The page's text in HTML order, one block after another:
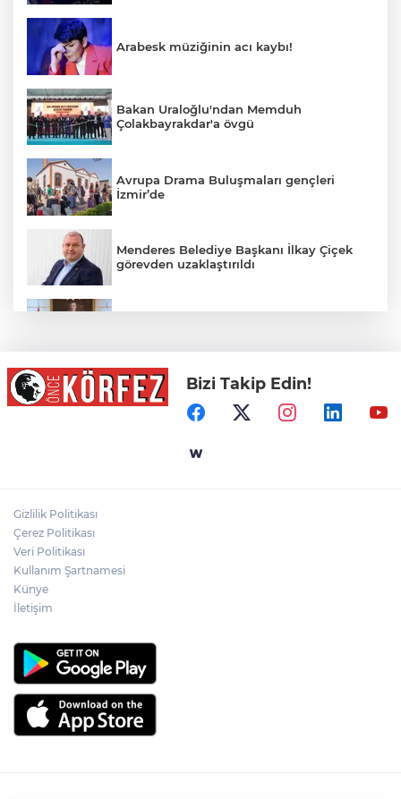
Arabesk müziğinin acı kaybı!
Bakan Uraloğlu'ndan Memduh
Çolakbayrakdar'a övgü
Avrupa Drama Buluşmaları gençleri
İzmir’de
Menderes Belediye Başkanı İlkay Çiçek
görevden uzaklaştırıldı
Türkiye Karting Şampiyonası'nın 4. Ayağı,
Nevşehir'de Yapıldı
Bizi Takip Edin!
Gizlilik Politikası
Çerez Politikası
Veri Politikası
Kullanım Şartnamesi
Künye
İletişim